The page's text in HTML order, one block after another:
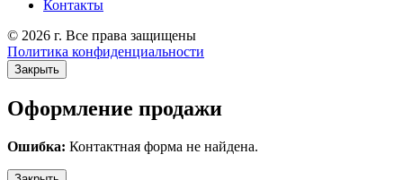
Контакты
© 2026 г. Все права защищены
Политика конфиденциальности
Закрыть
Оформление продажи
Ошибка: Контактная форма не найдена.